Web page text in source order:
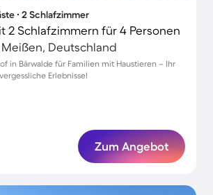
∙ 2 Schlafzimmer
2 Schlafzimmern für 4 Personen
Deutschland
in Bärwalde für Familien mit Haustieren – Ihr
Erlebnisse!
Zum Angebot